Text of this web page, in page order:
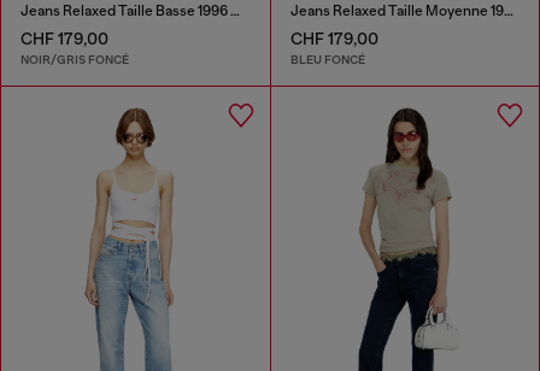
Jeans Relaxed Taille Basse 1996 D-Sire
CHF 179,00
NOIR/GRIS FONCÉ
Jeans Relaxed Taille Moyenne 1997 D-Enim-M
CHF 179,00
BLEU FONCÉ